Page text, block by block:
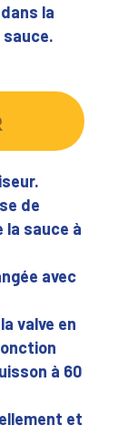
la
de
la sauce à
avec
valve en
à 60
et